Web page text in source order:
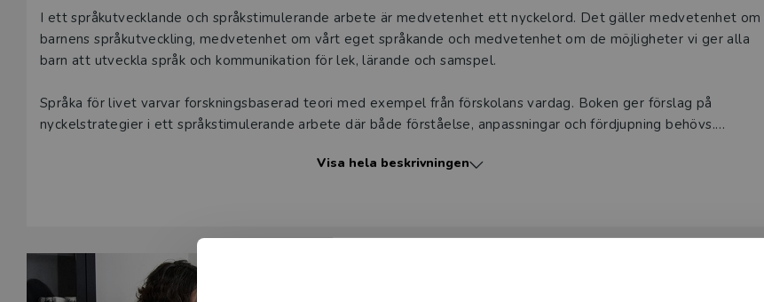
I ett språkutvecklande och språkstimulerande arbete är medvetenhet ett nyckelord. Det gäller medvetenhet om
barnens språkutveckling, medvetenhet om vårt eget språkande och medvetenhet om de möjligheter vi ger alla
barn att utveckla språk och kommunikation för lek, lärande och samspel.
Språka för livet varvar forskningsbaserad teori med exempel från förskolans vardag. Boken ger förslag på
nyckelstrategier i ett språkstimulerande arbete där både förståelse, anpassningar och fördjupning behövs.
lärande genom hela livet. Titeln syftar också på att vi som pedagoger ska språka och språkstimulera allt vad vi
kan – vi ska språka för glatta livet!
Visa hela beskrivningen